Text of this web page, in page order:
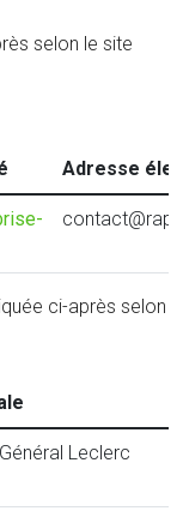
selon le site
Adresse
ci-après selon
Leclerc